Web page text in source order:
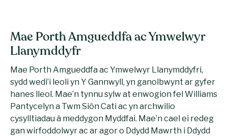
Mae Porth Amgueddfa ac Ymwelwyr
Llanymddyfr
Mae Porth Amgueddfa ac Ymwelwyr Llanymddyfri,
sydd wedi’i leoli yn Y Gannwyll, yn ganolbwynt ar gyfer
hanes lleol. Mae’n tynnu sylw at enwogion fel Williams
Pantycelyn a Twm Siôn Cati ac yn archwilio
cysylltiadau â meddygon Myddfai. Mae’n cael ei redeg
gan wirfoddolwyr ac ar agor o Ddydd Mawrth i Ddydd